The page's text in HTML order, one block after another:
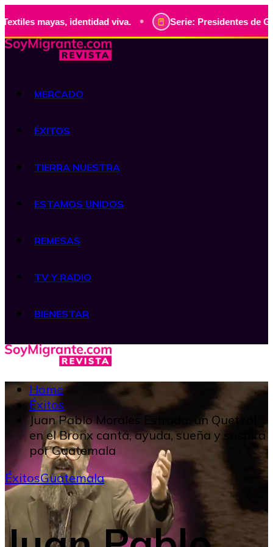
identidad viva. • Serie: Presidentes de Guatemala,
MERCADO
ÉXITOS
TIERRA NUESTRA
ESTAMOS UNIDOS
REMESAS
TV Y RADIO
BIENESTAR
Home
Éxitos
Juan Pablo Morales Estrada: un Quetzal
en el Bronx canta, ayuda, sueña y suspira
por Guatemala
ÉxitosGuatemala